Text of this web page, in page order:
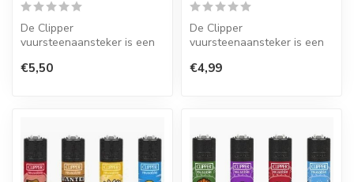
De Clipper
vuursteenaansteker is een
perfecte kwaliteit.
€5,50
De Clipper
vuursteenaansteker is een
perfecte kwaliteit.
€4,99